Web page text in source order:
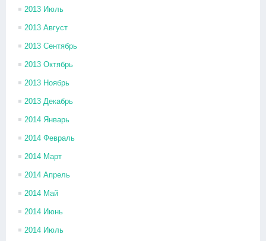
2013 Июль
2013 Август
2013 Сентябрь
2013 Октябрь
2013 Ноябрь
2013 Декабрь
2014 Январь
2014 Февраль
2014 Март
2014 Апрель
2014 Май
2014 Июнь
2014 Июль